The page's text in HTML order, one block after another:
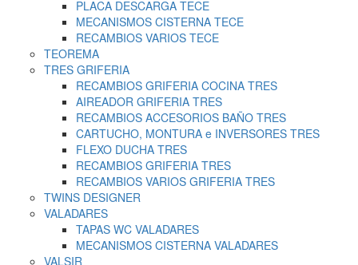
PLACA DESCARGA TECE
MECANISMOS CISTERNA TECE
RECAMBIOS VARIOS TECE
TEOREMA
TRES GRIFERIA
RECAMBIOS GRIFERIA COCINA TRES
AIREADOR GRIFERIA TRES
RECAMBIOS ACCESORIOS BAÑO TRES
CARTUCHO, MONTURA e INVERSORES TRES
FLEXO DUCHA TRES
RECAMBIOS GRIFERIA TRES
RECAMBIOS VARIOS GRIFERIA TRES
TWINS DESIGNER
VALADARES
TAPAS WC VALADARES
MECANISMOS CISTERNA VALADARES
VALSIR